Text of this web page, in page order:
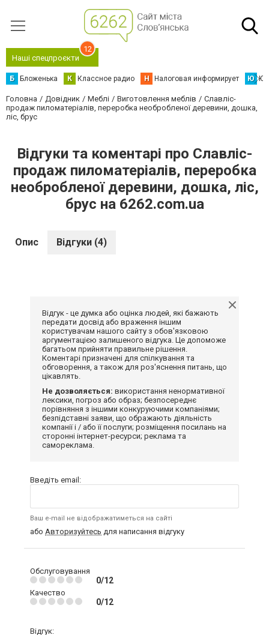
Наші спецпроєкти
12
Б Бложенька К Классное радио Н Налоговая информирует Ю
Головна Довідник Меблі Виготовлення меблів
Славліс-
продаж пиломатеріалів, переробка необробленої деревини, дошка,
ліс, брус
Відгуки та коментарі про Славліс-
продаж пиломатеріалів, переробка
необробленої деревини, дошка, ліс,
брус на 6262.com.ua
Опис Відгуки (4)
Відгук - це думка або оцінка людей, які бажають
передати досвід або враження іншим
користувачам нашого сайту з обов'язковою
аргументацією залишеного відгука. Це допоможе
багатьом прийняти правильне рішення.
Коментарі призначені для спілкування та
обговорення, а також для роз'яснення питань, що
цікавлять.
Не дозволяється: використання ненормативної
лексики, погроз або образ; безпосереднє
порівняння з іншими конкуруючими компаніями;
безпідставні заяви, що ображають діяльність
компанії і / або її послуги; розміщення посилань на
сторонні інтернет-ресурси; реклама та
самореклама.
Введіть email:
Ваш e-mail не відображатиметься на сайті
або Авторизуйтесь для написання відгуку
Обслуговування
0/12
Качество
0/12
Відгук: